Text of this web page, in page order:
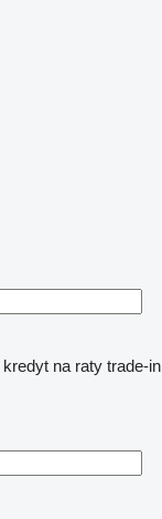
kredyt na raty trade-in